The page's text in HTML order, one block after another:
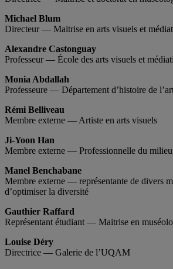
Michael Blum
Directeur — Maitrise en arts visuels et
Alexandre Castonguay
Professeur — École des arts visuels et
Monia Abdallah
Professeure — Département d’histoire de
Rémi Belliveau
Membre externe — Artiste en arts visuels
Ji-Yoon Han
Membre externe — Professionnelle du milieu
Manel Benchabane
Membre externe — représentante de divers
d’optimiser la diversité
Gauthier Raffard
Représentant étudiant — Maitrise en
Louise Déry
Directrice — Galerie de l’UQAM